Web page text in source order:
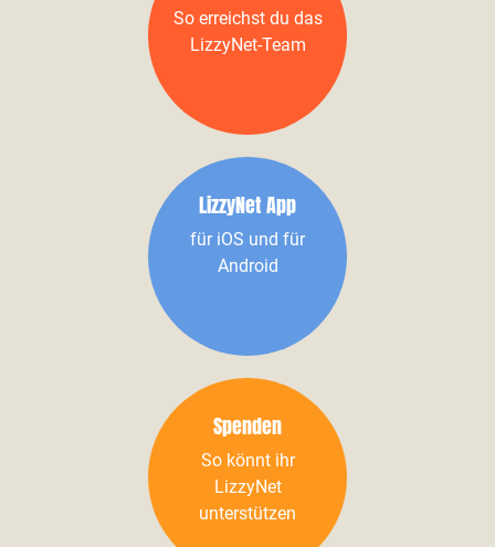
So erreichst du das
LizzyNet-Team
LizzyNet App
für iOS und für
Android
Spenden
So könnt ihr
LizzyNet
unterstützen